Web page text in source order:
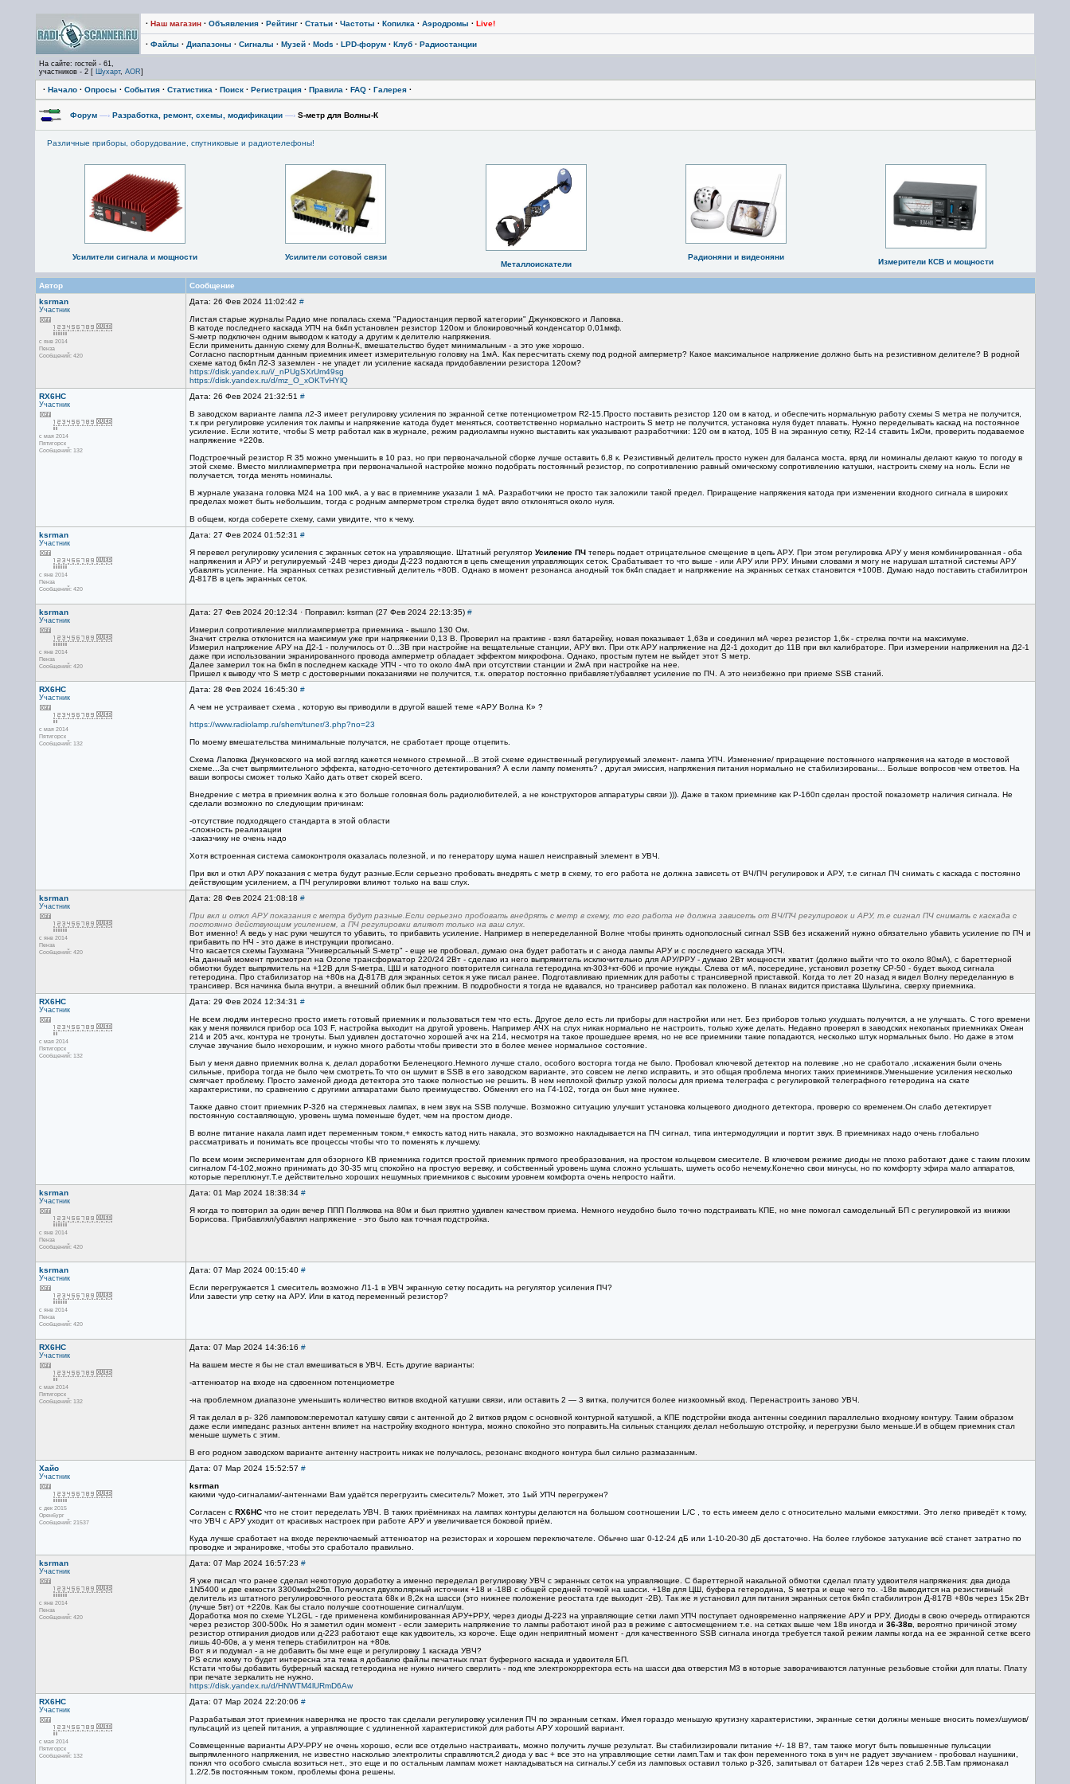
· Наш магазин· Объявления· Рейтинг· Статьи· Частоты · Копилка · Аэродромы · Live!
· Файлы · Диапазоны · Сигналы · Музей· Mods · LPD-форум· Клуб· Радиостанции
На сайте: гостей - 61,
участников - 2 [ Шухарт, AOR]
· Начало· Опросы · События· Статистика · Поиск· Регистрация· Правила · FAQ· Галерея·
Форум —› Разработка, ремонт, схемы, модификации —›S-метр для Волны-К
Различные приборы, оборудование, спутниковые и радиотелефоны!
Усилители сигнала и мощности
Усилители сотовой связи
Металлоискатели
Радионяни и видеоняни
Измерители КСВ и мощности
Автор
Сообщение
ksrman
Участник
с янв 2014
Пенза
Сообщений: 420
Дата: 26 Фев 2024 11:02:42 #
Листая старые журналы Радио мне попалась схема "Радиостанция первой категории" Джунковского и Лаповка.
В катоде последнего каскада УПЧ на 6к4п установлен резистор 120ом и блокировочный конденсатор 0,01мкф.
S-метр подключен одним выводом к катоду а другим к делителю напряжения.
Если применить данную схему для Волны-К, вмешательство будет минимальным - а это уже хорошо.
Согласно паспортным данным приемник имеет измерительную головку на 1мА. Как пересчитать схему под родной амперметр? Какое максимальное напряжение должно быть на резистивном делителе? В родной
схеме катод 6к4п Л2-3 заземлен - не упадет ли усиление каскада придобавлении резистора 120ом?
https://disk.yandex.ru/i/_nPUgSXrUm49sg
https://disk.yandex.ru/d/mz_O_xOKTvHYlQ
RX6HC
Участник
с мая 2014
Пятигорск
Сообщений: 132
Дата: 26 Фев 2024 21:32:51 #
В заводском варианте лампа л2-3 имеет регулировку усиления по экранной сетке потенциометром R2-15.Просто поставить резистор 120 ом в катод, и обеспечить нормальную работу схемы S метра не получится,
т.к при регулировке усиления ток лампы и напряжение катода будет меняться, соответственно нормально настроить S метр не получится, установка нуля будет плавать. Нужно переделывать каскад на постоянное
усиление. Если хотите, чтобы S метр работал как в журнале, режим радиолампы нужно выставить как указывают разработчики: 120 ом в катод, 105 В на экранную сетку, R2-14 ставить 1кОм, проверить подаваемое
напряжение +220в.
Подстроечный резистор R 35 можно уменьшить в 10 раз, но при первоначальной сборке лучше оставить 6,8 к. Резистивный делитель просто нужен для баланса моста, вряд ли номиналы делают какую то погоду в
этой схеме. Вместо миллиамперметра при первоначальной настройке можно подобрать постоянный резистор, по сопротивлению равный омическому сопротивлению катушки, настроить схему на ноль. Если не
получается, тогда менять номиналы.
В журнале указана головка М24 на 100 мкА, а у вас в приемнике указали 1 мА. Разработчики не просто так заложили такой предел. Приращение напряжения катода при изменении входного сигнала в широких
пределах может быть небольшим, тогда с родным амперметром стрелка будет вяло отклоняться около нуля.
В общем, когда соберете схему, сами увидите, что к чему.
ksrman
Участник
с янв 2014
Пенза
Сообщений: 420
Дата: 27 Фев 2024 01:52:31 #
Я перевел регулировку усиления с экранных сеток на управляющие. Штатный регулятор Усиление ПЧтеперь подает отрицательное смещение в цепь АРУ. При этом регулировка АРУ у меня комбинированная - оба
напряжения и АРУ и регулируемый -24В через диоды Д-223 подаются в цепь смещения управляющих сеток. Срабатывает то что выше - или АРУ или РРУ. Иными словами я могу не нарушая штатной системы АРУ
убавлять усиление. На экранных сетках резистивный делитель +80В. Однако в момент резонанса анодный ток 6к4п спадает и напряжение на экранных сетках становится +100В. Думаю надо поставить стабилитрон
Д-817В в цепь экранных сеток.
ksrman
Участник
с янв 2014
Пенза
Сообщений: 420
Дата: 27 Фев 2024 20:12:34 · Поправил: ksrman (27 Фев 2024 22:13:35) #
Измерил сопротивление миллиамперметра приемника - вышло 130 Ом.
Значит стрелка отклонится на максимум уже при напряжении 0,13 В. Проверил на практике - взял батарейку, новая показывает 1,63в и соединил мА через резистор 1,6к - стрелка почти на максимуме.
Измерил напряжение АРУ на Д2-1 - получилось от 0...3В при настройке на вещательные станции, АРУ вкл. При отк АРУ напряжение на Д2-1 доходит до 11В при вкл калибраторе. При измерении напряжения на Д2-1
даже при использовании экранированного провода амперметр обладает эффектом микрофона. Однако, простым путем не выйдет этот S метр.
Далее замерил ток на 6к4п в последнем каскаде УПЧ - что то около 4мА при отсутствии станции и 2мА при настройке на нее.
Пришел к выводу что S метр с достоверными показаниями не получится, т.к. оператор постоянно прибавляет/убавляет усиление по ПЧ. А это неизбежно при приеме SSB станий.
RX6HC
Участник
с мая 2014
Пятигорск
Сообщений: 132
Дата: 28 Фев 2024 16:45:30 #
А чем не устраивает схема , которую вы приводили в другой вашей теме «АРУ Волна К» ?
https://www.radiolamp.ru/shem/tuner/3.php?no=23
По моему вмешательства минимальные получатся, не сработает проще отцепить.
Схема Лаповка Джунковского на мой взгляд кажется немного стремной…В этой схеме единственный регулируемый элемент- лампа УПЧ. Изменение/ приращение постоянного напряжения на катоде в мостовой
схеме...За счет выпрямительного эффекта, катодно-сеточного детектирования? А если лампу поменять? , другая эмиссия, напряжения питания нормально не стабилизированы… Больше вопросов чем ответов. На
ваши вопросы сможет только Хайо дать ответ скорей всего.
Внедрение с метра в приемник волна к это больше головная боль радиолюбителей, а не конструкторов аппаратуры связи ))). Даже в таком приемнике как Р-160п сделан простой показометр наличия сигнала. Не
сделали возможно по следующим причинам:
-отсутствие подходящего стандарта в этой области
-сложность реализации
-заказчику не очень надо
Хотя встроенная система самоконтроля оказалась полезной, и по генератору шума нашел неисправный элемент в УВЧ.
При вкл и откл АРУ показания с метра будут разные.Если серьезно пробовать внедрять с метр в схему, то его работа не должна зависеть от ВЧ/ПЧ регулировок и АРУ, т.е сигнал ПЧ снимать с каскада с постоянно
действующим усилением, а ПЧ регулировки влияют только на ваш слух.
ksrman
Участник
с янв 2014
Пенза
Сообщений: 420
Дата: 28 Фев 2024 21:08:18 #
При вкл и откл АРУ показания с метра будут разные.Если серьезно пробовать внедрять с метр в схему, то его работа не должна зависеть от ВЧ/ПЧ регулировок и АРУ, т.е сигнал ПЧ снимать с каскада с
постоянно действующим усилением, а ПЧ регулировки влияют только на ваш слух.
Вот именно! А ведь у нас руки чешутся то убавить, то прибавить усиление. Например в непеределанной Волне чтобы принять однополосный сигнал SSB без искажений нужно обязательно убавить усиление по ПЧ и
прибавить по НЧ - это даже в инструкции прописано.
Что касается схемы Гаухмана "Универсальный S-метр" - еще не пробовал, думаю она будет работать и с анода лампы АРУ и с последнего каскада УПЧ.
На данный момент присмотрел на Ozone трансформатор 220/24 2Вт - сделаю из него выпрямитель исключительно для АРУ/РРУ - думаю 2Вт мощности хватит (должно выйти что то около 80мА), с бареттерной
обмотки будет выпрямитель на +12В для S-метра, ЦШ и катодного повторителя сигнала гетеродина кп-303+кт-606 и прочие нужды. Слева от мА, посередине, установил розетку СР-50 - будет выход сигнала
гетеродина. Про стабилизатор на +80в на Д-817В для экранных сеток я уже писал ранее. Подготавливаю приемник для работы с трансиверной приставкой. Когда то лет 20 назад я видел Волну переделанную в
трансивер. Вся начинка была внутри, а внешний облик был прежним. В подробности я тогда не вдавался, но трансивер работал как положено. В планах видится приставка Шульгина, сверху приемника.
RX6HC
Участник
с мая 2014
Пятигорск
Сообщений: 132
Дата: 29 Фев 2024 12:34:31 #
Не всем людям интересно просто иметь готовый приемник и пользоваться тем что есть. Другое дело есть ли приборы для настройки или нет. Без приборов только ухудшать получится, а не улучшать. С того времени
как у меня появился прибор оса 103 F, настройка выходит на другой уровень. Например АЧХ на слух никак нормально не настроить, только хуже делать. Недавно проверял в заводских некопаных приемниках Океан
214 и 205 ачх, контура не тронуты. Был удивлен достаточно хорошей ачх на 214, несмотря на такое прошедшее время, но не все приемники такие попадаются, несколько штук нормальных было. Но даже в этом
случае звучание было нехорошим, и нужно много работы чтобы привести это в более менее нормальное состояние.
Был у меня давно приемник волна к, делал доработки Беленецкого.Немного лучше стало, особого восторга тогда не было. Пробовал ключевой детектор на полевике ,но не сработало ,искажения были очень
сильные, прибора тогда не было чем смотреть.То что он шумит в SSB в его заводском варианте, это совсем не легко исправить, и это общая проблема многих таких приемников.Уменьшение усиления несколько
смягчает проблему. Просто заменой диода детектора это также полностью не решить. В нем неплохой фильтр узкой полосы для приема телеграфа с регулировкой телеграфного гетеродина на скате
характеристики, по сравнению с другими аппаратами было преимущество. Обменял его на Г4-102, тогда он был мне нужнее.
Также давно стоит приемник Р-326 на стержневых лампах, в нем звук на SSB получше. Возможно ситуацию улучшит установка кольцевого диодного детектора, проверю со временем.Он слабо детектирует
постоянную составляющую, уровень шума поменьше будет, чем на простом диоде.
В волне питание накала ламп идет переменным током,+ емкость катод нить накала, это возможно накладывается на ПЧ сигнал, типа интермодуляции и портит звук. В приемниках надо очень глобально
рассматривать и понимать все процессы чтобы что то поменять к лучшему.
По всем моим экспериментам для обзорного КВ приемника годится простой приемник прямого преобразования, на простом кольцевом смесителе. В ключевом режиме диоды не плохо работают даже с таким плохим
сигналом Г4-102,можно принимать до 30-35 мгц спокойно на простую веревку, и собственный уровень шума сложно услышать, шуметь особо нечему.Конечно свои минусы, но по комфорту эфира мало аппаратов,
которые переплюнут.Т.е действительно хороших нешумных приемников с высоким уровнем комфорта очень непросто найти.
ksrman
Участник
с янв 2014
Пенза
Сообщений: 420
Дата: 01 Мар 2024 18:38:34 #
Я когда то повторил за один вечер ППП Полякова на 80м и был приятно удивлен качеством приема. Немного неудобно было точно подстраивать КПЕ, но мне помогал самодельный БП с регулировкой из книжки
Борисова. Прибавлял/убавлял напряжение - это было как точная подстройка.
ksrman
Участник
с янв 2014
Пенза
Сообщений: 420
Дата: 07 Мар 2024 00:15:40 #
Если перегружается 1 смеситель возможно Л1-1 в УВЧ экранную сетку посадить на регулятор усиления ПЧ?
Или завести упр сетку на АРУ. Или в катод переменный резистор?
RX6HC
Участник
с мая 2014
Пятигорск
Сообщений: 132
Дата: 07 Мар 2024 14:36:16 #
На вашем месте я бы не стал вмешиваться в УВЧ. Есть другие варианты:
-аттенюатор на входе на сдвоенном потенциометре
-на проблемном диапазоне уменьшить количество витков входной катушки связи, или оставить 2 — 3 витка, получится более низкоомный вход. Перенастроить заново УВЧ.
Я так делал в р- 326 ламповом:перемотал катушку связи с антенной до 2 витков рядом с основной контурной катушкой, а КПЕ подстройки входа антенны соединил параллельно входному контуру. Таким образом
даже если импеданс разных антенн влияет на настройку входного контура, можно спокойно это поправить.На сильных станциях делал небольшую отстройку, и перегрузки было меньше.И в общем приемник стал
меньше шуметь с этим.
В его родном заводском варианте антенну настроить никак не получалось, резонанс входного контура был сильно размазанным.
Хайо
Участник
с дек 2015
Оренбург
Сообщений: 21537
Дата: 07 Мар 2024 15:52:57 #
ksrman
какими чудо-сигналами/-антеннами Вам удаётся перегрузить смеситель? Может, это 1ый УПЧ перегружен?
Согласен с RX6HCчто не стоит переделать УВЧ. В таких приёмниках на лампах контуры делаются на большом соотношении L/C , то есть имеем дело с относительно малыми емкостями. Это легко приведёт к тому,
что УВЧ с АРУ уходит от красивых настроек при работе АРУ и увеличивается боковой приём.
Куда лучше сработает на входе переключаемый аттенюатор на резисторах и хорошем переключателе. Обычно шаг 0-12-24 дБ или 1-10-20-30 дБ достаточно. На более глубокое затухание всё станет затратно по
проводке и экранировке, чтобы это сработало правильно.
ksrman
Участник
с янв 2014
Пенза
Сообщений: 420
Дата: 07 Мар 2024 16:57:23 #
Я уже писал что ранее сделал некоторую доработку а именно переделал регулировку УВЧ с экранных сеток на управляющие. С бареттерной накальной обмотки сделал плату удвоителя напряжения: два диода
1N5400 и две емкости 3300мкфх25в. Получился двухполярный источник +18 и -18В с общей средней точкой на шасси. +18в для ЦШ, буфера гетеродина, S метра и еще чего то. -18в выводится на резистивный
делитель из штатного регулировочного реостата 68к и 8,2к на шасси (это нижнее положение реостата где выходит -2В). Так же я установил для питания экранных сеток 6к4п стабилитрон Д-817В +80в через 15к 2Вт
(лучше 5вт) от +220в. Как бы стало получше соотношение сигнал/шум.
Доработка моя по схеме YL2GL - где применена комбинированная АРУ+РРУ, через диоды Д-223 на управляющие сетки ламп УПЧ поступает одновременно напряжение АРУ и РРУ. Диоды в свою очередь отпираются
через резистор 300-500к. Но я заметил один момент - если замерить напряжение то лампы работают иной раз в режиме с автосмещением т.е. на сетках выше чем 18в иногда и 36-38в, вероятно причиной этому
резистор отпирания диодов или д-223 работают еще как удвоитель, хз короче. Еще один неприятный момент - для качественного SSB сигнала иногда требуется такой режим лампы когда на ее экранной сетке всего
лишь 40-60в, а у меня теперь стабилитрон на +80в.
Вот я и подумал - а не добавить бы мне еще и регулировку 1 каскада УВЧ?
PS если кому то будет интересна эта тема я добавлю файлы печатных плат буферного каскада и удвоителя БП.
Кстати чтобы добавить буферный каскад гетеродина не нужно ничего сверлить - под кпе электрокорректора есть на шасси два отверстия М3 в которые заворачиваются латунные резьбовые стойки для платы. Плату
при печате зеркалить не нужно.
https://disk.yandex.ru/d/HNWTM4lURmD6Aw
RX6HC
Участник
с мая 2014
Пятигорск
Сообщений: 132
Дата: 07 Мар 2024 22:20:06 #
Разрабатывая этот приемник наверняка не просто так сделали регулировку усиления ПЧ по экранным сеткам. Имея гораздо меньшую крутизну характеристики, экранные сетки должны меньше вносить помех/шумов/
пульсаций из цепей питания, а управляющие с удлиненной характеристикой для работы АРУ хороший вариант.
Совмещенные варианты АРУ-РРУ не очень хорошо, если все отдельно настраивать, можно получить лучше результат. Вы стабилизировали питание +/- 18 В?, там также могут быть повышенные пульсации
выпрямленного напряжения, не известно насколько электролиты справляются,2 диода у вас + все это на управляющие сетки ламп.Там и так фон переменного тока в унч не радует звучанием - пробовал наушники,
понял что особого смысла возиться нет., это еще и по остальным лампам может накладываться на сигналы.У себя из ламповых оставил только р-326, запитывал от батареи 12в через стаб 2.5В.Там прямонакал
1.2/2.5в постоянным током, проблемы фона решены.